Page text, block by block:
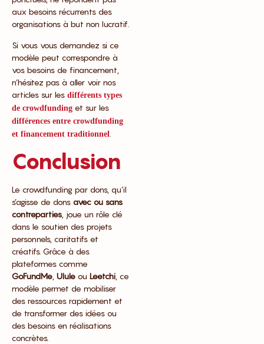
aux besoins récurrents des
organisations à but non lucratif.
Si vous vous demandez si ce
modèle peut correspondre à
vos besoins de financement,
n’hésitez pas à aller voir nos
articles sur les différents types
de crowdfunding et sur les
différences entre crowdfunding
et financement traditionnel
Conclusion
Le crowdfunding par dons, qu’il
s’agisse de dons avec ou sans
contreparties , joue un rôle clé
dans le soutien des projets
personnels, caritatifs et
créatifs. Grâce à des
plateformes comme
GoFundMe Ulule ou Leetchi , ce
modèle permet de mobiliser
des ressources rapidement et
de transformer des idées ou
des besoins en réalisations
concrètes.